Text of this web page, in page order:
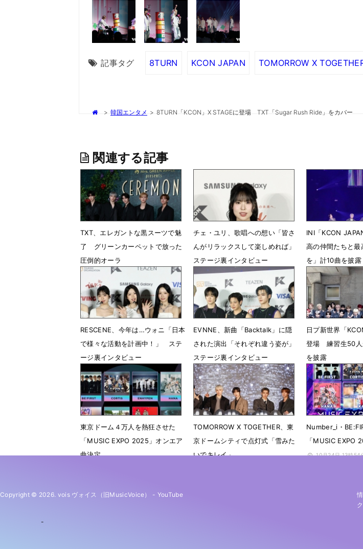
記事タグ 8TURN KCON JAPAN TOMORROW X
> 韓国エンタメ > 8TURN「KCON」X STAGEに登場 TXT「Sugar Rush Ride」をカバー
関連する記事
TXT、エレガントな黒スーツで魅
了 グリーンカーペットで放った
圧倒的オーラ
6月10日 16時25分
チェ・ユリ、歌唱への想い「皆さ
んがリラックスして楽しめれば」
ステージ裏インタビュー
5月10日 17時53分
INI「KCON
高の仲間たちと最
を」計10曲を披露
5月9日 18時31分
RESCENE、今年は…ウォニ「日本
で様々な活動を計画中！」 ステ
ージ裏インタビュー
5月9日 17時00分
EVNNE、新曲「Backtalk」に隠
された演出「それぞれ違う姿が」
ステージ裏インタビュー
5月9日 16時15分
日プ新世界「
登場 練習生50人
を披露
5月9日 13時40分
東京ドーム４万人を熱狂させた
「MUSIC EXPO 2025」オンエア
曲決定
TOMORROW X TOGETHER、東
京ドームシティで点灯式「雪みた
いでキレイ」
Number_i・
「MUSIC EXPO
10月24日 13時54
Copyright © 2026. vois ヴォイス（旧MusicVoice） - YouTube
-